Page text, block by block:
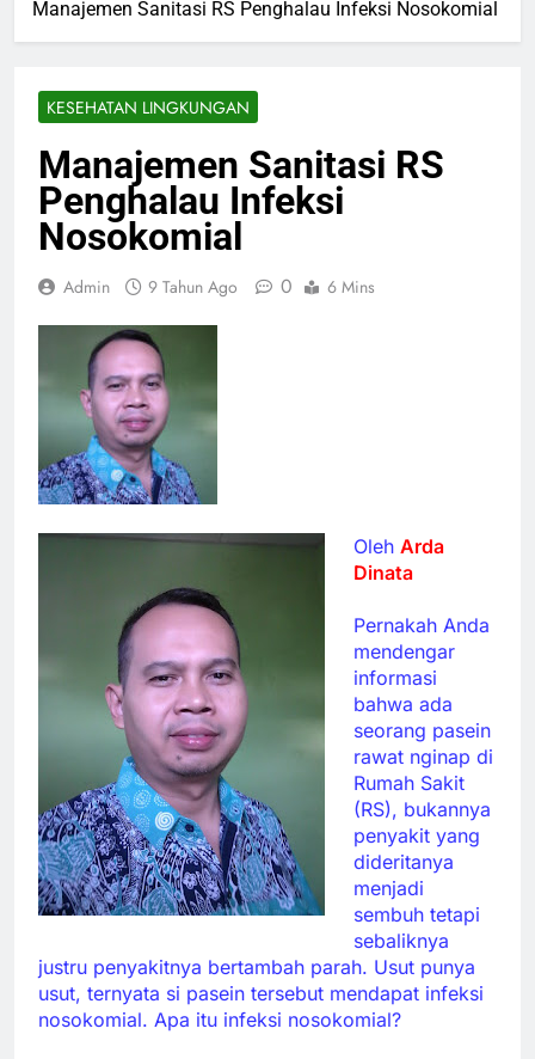
Manajemen Sanitasi RS Penghalau Infeksi Nosokomial
KESEHATAN LINGKUNGAN
Manajemen Sanitasi RS
Penghalau Infeksi
Nosokomial
Admin 9 Tahun Ago 0 6 Mins
Oleh Arda
Dinata
Pernakah Anda
mendengar
informasi
bahwa ada
seorang pasein
rawat nginap di
Rumah Sakit
(RS), bukannya
penyakit yang
dideritanya
menjadi
sembuh tetapi
sebaliknya
justru penyakitnya bertambah parah. Usut punya
usut, ternyata si pasein tersebut mendapat infeksi
nosokomial. Apa itu infeksi nosokomial?